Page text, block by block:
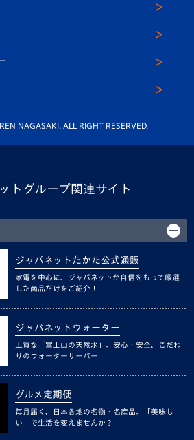
タグラム
NAGASAKI. ALL RIGHT RESERVED.
トグループ関連サイト
ジャパネットたかた公式通販
家電を中心に、ジャパネットが自信をもって厳選
した商品だけをご紹介！
ジャパネットウォーター
上質な「富士山の天然水」。安心・安全、こだわ
りのウォーターサーバー
グルメ定期便
毎月届く、日本各地の名物・名産品。「美味し
い」で生活を変えませんか？